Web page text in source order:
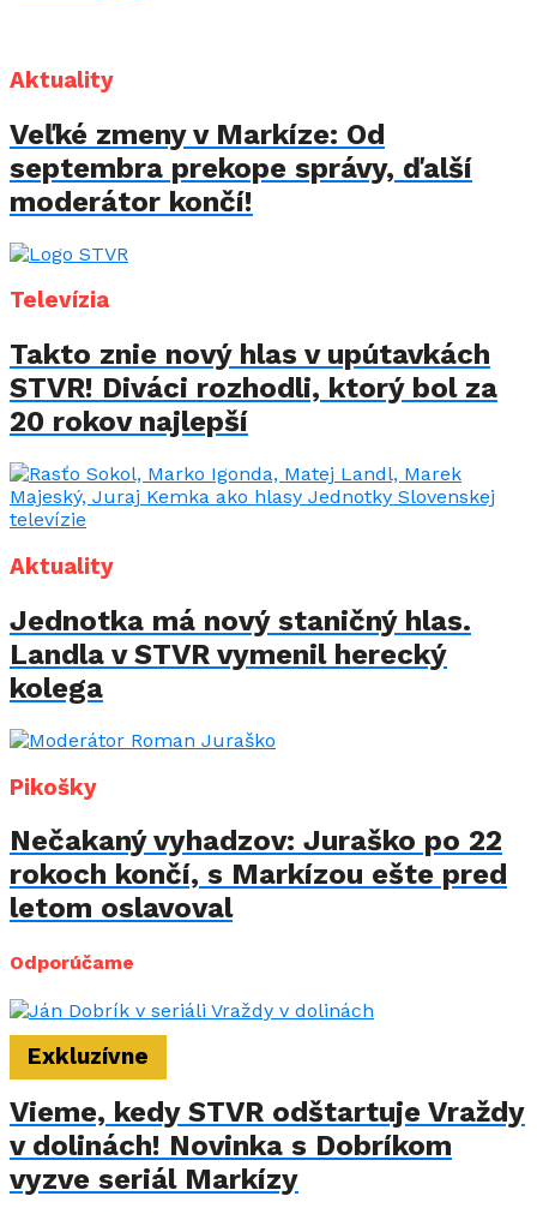
Aktuality
Veľké zmeny v Markíze: Od
septembra prekope správy, ďalší
moderátor končí!
Televízia
Takto znie nový hlas v upútavkách
STVR! Diváci rozhodli, ktorý bol za
20 rokov najlepší
Aktuality
Jednotka má nový staničný hlas.
Landla v STVR vymenil herecký
kolega
Pikošky
Nečakaný vyhadzov: Juraško po 22
rokoch končí, s Markízou ešte pred
letom oslavoval
Odporúčame
Exkluzívne
Vieme, kedy STVR odštartuje Vraždy
v dolinách! Novinka s Dobríkom
vyzve seriál Markízy